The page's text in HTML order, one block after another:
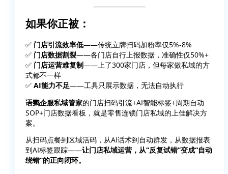
如果你正被：
✅ 门店引流效率低——传统立牌扫码加粉率仅5%-8%
✅ 门店数据割裂——各门店自行上报数据，准确性仅50%+
✅ 门店运营难复制——上了300家门店，但每家做私域的方
式都不一样
✅ AI能力不足——工具只展示数据，无法自动执行
语鹦企服私域管家的门店扫码引流+AI智能标签+周期自动
SOP+门店数据看板，就是零售连锁门店私域的上佳解决方
案。
从扫码点餐到区域活码，从AI话术到自动群发，从数据报表
到AI标签跟踪——让门店私域运营，从“反复试错”变成“自动
绕错”的正向闭环。